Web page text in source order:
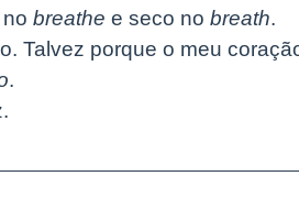
breathe e seco no breath.
Talvez porque o meu
.